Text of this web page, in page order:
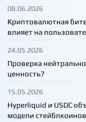
08.06.2026
Криптовалютная
влияет на
24.05.2026
Проверка
ценность?
15.05.2026
Hyperliquid и USDC
модели стейблкоинов